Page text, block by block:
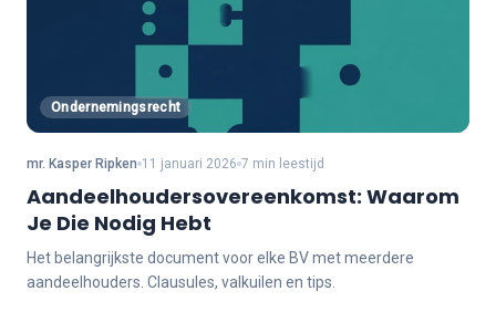
Ondernemingsrecht
mr. Kasper Ripken 11 januari 2026 7 min leestijd
Aandeelhoudersovereenkomst: Waarom
Je Die Nodig Hebt
Het belangrijkste document voor elke BV met meerdere
aandeelhouders. Clausules, valkuilen en tips.